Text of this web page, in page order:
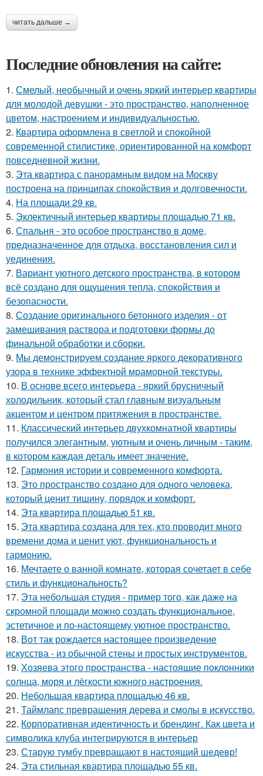
читать дальше →
Последние обновления на сайте:
1. Смелый, необычный и очень яркий интерьер квартиры
для молодой девушки - это пространство, наполненное
цветом, настроением и индивидуальностью.
2. Квартира оформлена в светлой и спокойной
современной стилистике, ориентированной на комфорт
повседневной жизни.
3. Эта квартира с панорамным видом на Москву
построена на принципах спокойствия и долговечности.
4. На площади 29 кв.
5. Эклектичный интерьер квартиры площадью 71 кв.
6. Спальня - это особое пространство в доме,
предназначенное для отдыха, восстановления сил и
уединения.
7. Вариант уютного детского пространства, в котором
всё создано для ощущения тепла, спокойствия и
безопасности.
8. Создание оригинального бетонного изделия - от
замешивания раствора и подготовки формы до
финальной обработки и сборки.
9. Мы демонстрируем создание яркого декоративного
узора в технике эффектной мраморной текстуры.
10. В основе всего интерьера - яркий брусничный
холодильник, который стал главным визуальным
акцентом и центром притяжения в пространстве.
11. Классический интерьер двухкомнатной квартиры
получился элегантным, уютным и очень личным - таким,
в котором каждая деталь имеет значение.
12. Гармония истории и современного комфорта.
13. Это пространство создано для одного человека,
который ценит тишину, порядок и комфорт.
14. Эта квартира площадью 51 кв.
15. Эта квартира создана для тех, кто проводит много
времени дома и ценит уют, функциональность и
гармонию.
16. Мечтаете о ванной комнате, которая сочетает в себе
стиль и функциональность?
17. Эта небольшая студия - пример того, как даже на
скромной площади можно создать функциональное,
эстетичное и по-настоящему уютное пространство.
18. Вот так рождается настоящее произведение
искусства - из обычной стены и простых инструментов.
19. Хозяева этого пространства - настоящие поклонники
солнца, моря и лёгкости южного настроения.
20. Небольшая квартира площадью 46 кв.
21. Таймлапс превращения дерева и смолы в искусство.
22. Корпоративная идентичность и брендинг. Как цвета и
символика клуба интегрируются в интерьер
23. Старую тумбу превращают в настоящий шедевр!
24. Эта стильная квартира площадью 55 кв.